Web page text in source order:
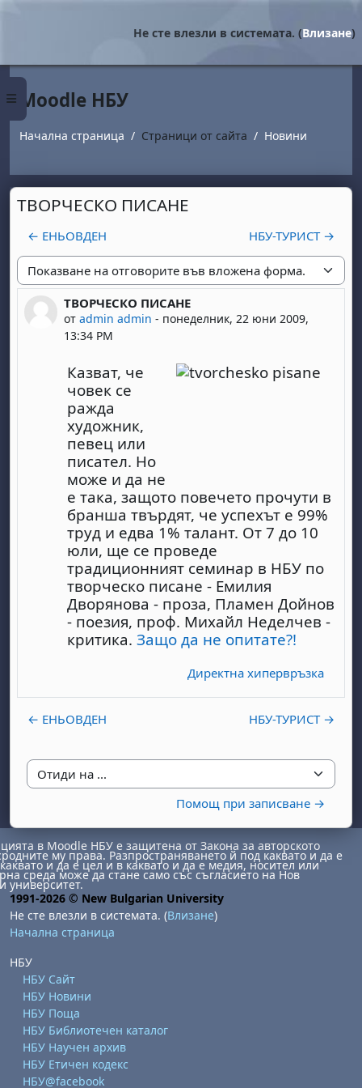
Страничен панел
Не сте влезли в системата. (Влизане)
Moodle НБУ
Начална страница Страници от сайта Новини
ТВОРЧЕСКО ПИСАНЕ
← ЕНЬОВДЕН НБУ-ТУРИСТ →
Начин на показване
ТВОРЧЕСКО ПИСАНЕ
отadmin admin - понеделник, 22 юни 2009,
13:34 PM
Number of replies: 0
Казват, че
човек се
ражда
художник,
певец или
писател. Но
може и да не
е така, защото повечето прочути в
бранша твърдят, че успехът е 99%
труд и едва 1% талант. От 7 до 10
юли, ще се проведе
традиционният семинар в НБУ по
творческо писане - Емилия
Дворянова - проза, Пламен Дойнов
- поезия, проф. Михайл Неделчев -
критика. Защо да не опитате?!
Директна хипервръзка
← ЕНЬОВДЕН НБУ-ТУРИСТ →
Отиди на ...
Помощ при записване →
1 август
неделя, 2 август
6 август
август8 август
неделя, 9 август
август
август
15 август
неделя, 16 август
август
август
29 август
неделя, 30 август
в Moodle НБУ е защитена от Закона за авторското
му права. Разпространяването й под каквато и да е
и да е цел и в каквато и да е медия, носител или
среда може да стане само със съгласието на Нов
университет.
1991-2026 © New Bulgarian University
Не сте влезли в системата. (Влизане)
Начална страница
НБУ
НБУ Сайт
НБУ Новини
НБУ Поща
НБУ Библиотечен каталог
НБУ Научен архив
НБУ Етичен кодекс
НБУ@facebook